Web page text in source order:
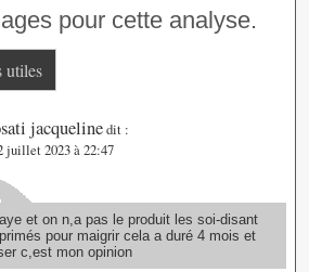
pour cette analyse.
utiles
jacquelinedit :
juillet 2023 à 22:47
et on n,a pas le produit les soi-disant
pour maigrir cela a duré 4 mois et
c,est mon opinion